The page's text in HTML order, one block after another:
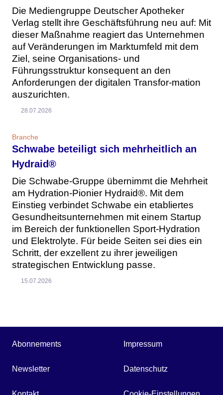
Die Mediengruppe Deutscher Apotheker
Verlag stellt ihre Geschäftsführung neu auf: Mit
dieser Maßnahme reagiert das Unternehmen
auf Veränderungen im Marktumfeld mit dem
Ziel, seine Organisations- und
Führungsstruktur konsequent an den
Anforderungen der digitalen Transfor-mation
auszurichten.
28.07.2026
Branche
Schwabe beteiligt sich mehrheitlich an
Hydraid®
Die Schwabe-Gruppe übernimmt die Mehrheit
am Hydration-Pionier Hydraid®. Mit dem
Einstieg verbindet Schwabe ein etabliertes
Gesundheitsunternehmen mit einem Startup
im Bereich der funktionellen Sport-Hydration
und Elektrolyte. Für beide Seiten sei dies ein
Schritt, der exzellent zu ihrer jeweiligen
strategischen Entwicklung passe.
15.07.2026
Abonnements
Newsletter
Impressum
Datenschutz